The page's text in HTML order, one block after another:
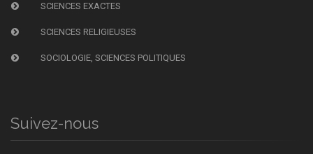
SCIENCES EXACTES
SCIENCES RELIGIEUSES
SOCIOLOGIE, SCIENCES POLITIQUES
Suivez-nous